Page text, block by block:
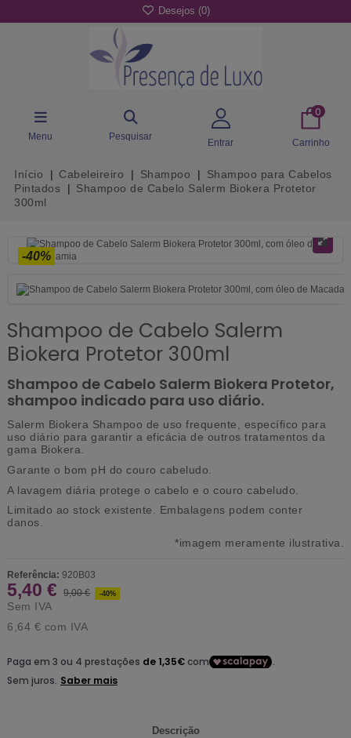
Desejos (0)
Menu Pesquisar
Entrar
0
Carrinho
Início Cabeleireiro Shampoo
Shampoo para Cabelos
Pintados
Shampoo de Cabelo Salerm Biokera Protetor
300ml
-40%
Shampoo de Cabelo Salerm
Biokera Protetor 300ml
Shampoo de Cabelo Salerm Biokera Protetor,
shampoo indicado para uso diário.
Salerm Biokera Shampoo de uso frequente, específico para
uso diário para garantir a eficácia de outros tratamentos da
gama Biokera.
Garante o bom pH do couro cabeludo.
A lavagem diária protege o cabelo e o couro cabeludo.
Limitado ao stock existente. Embalagens podem conter
danos.
*imagem meramente ilustrativa.
Referência: 920B03
5,40 € 9,00 € -40%
Sem IVA
6,64 € com IVA
Descrição